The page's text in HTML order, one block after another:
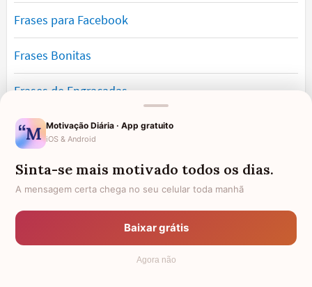
Frases para Facebook
Frases Bonitas
Frases de Engraçadas
Frases Românticas
Frases de Reflexão
Frases Lindas
Motivação Diária · App gratuito
iOS & Android
Sinta-se mais motivado todos os dias.
A mensagem certa chega no seu celular toda manhã
Baixar grátis
Agora não